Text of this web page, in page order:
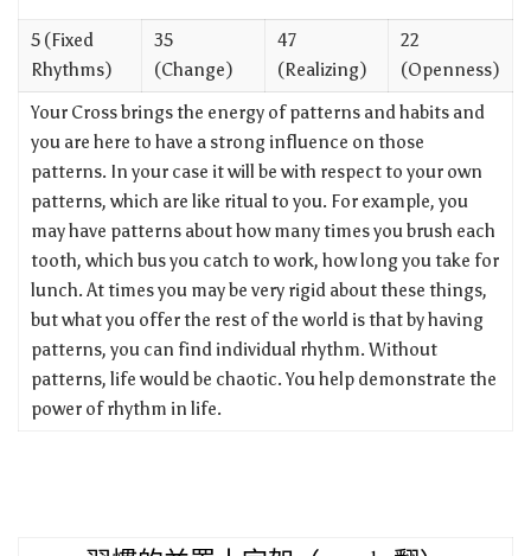
5 (Fixed
Rhythms)
35
(Change)
47
(Realizing)
22
(Openness)
Your Cross brings the energy of patterns and habits and
you are here to have a strong influence on those
patterns. In your case it will be with respect to your own
patterns, which are like ritual to you. For example, you
may have patterns about how many times you brush each
tooth, which bus you catch to work, how long you take for
lunch. At times you may be very rigid about these things,
but what you offer the rest of the world is that by having
patterns, you can find individual rhythm. Without
patterns, life would be chaotic. You help demonstrate the
power of rhythm in life.